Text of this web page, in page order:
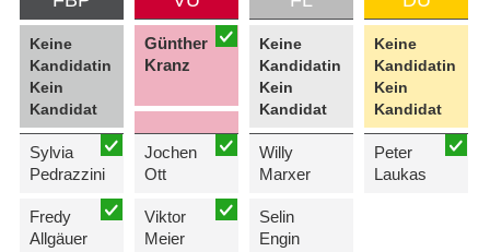
Keine
Kandidatin
Kein
Kandidat
Sylvia
Pedrazzini
Fredy
Allgäuer
Günther
Kranz
Jochen
Ott
Viktor
Meier
Keine
Kandidatin
Kein
Kandidat
Willy
Marxer
Selin
Engin
Keine
Kandidatin
Kein
Kandidat
Peter
Laukas